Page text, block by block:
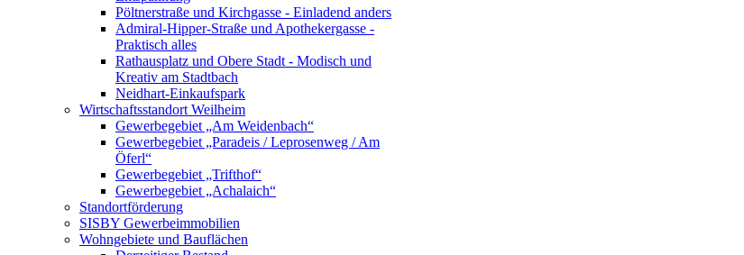
Pöltnerstraße und Kirchgasse - Einladend anders
Admiral-Hipper-Straße und Apothekergasse -
Praktisch alles
Rathausplatz und Obere Stadt - Modisch und
Kreativ am Stadtbach
Neidhart-Einkaufspark
Wirtschaftsstandort Weilheim
Gewerbegebiet „Am Weidenbach“
Gewerbegebiet „Paradeis / Leprosenweg / Am
Öferl“
Gewerbegebiet „Trifthof“
Gewerbegebiet „Achalaich“
Standortförderung
SISBY Gewerbeimmobilien
Wohngebiete und Bauflächen